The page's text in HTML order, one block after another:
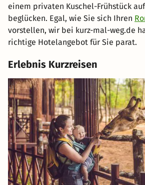
einem privaten Kuschel-Frühstück
beglücken. Egal, wie Sie sich Ihren
vorstellen, wir bei kurz-mal-weg.de
richtige Hotelangebot für Sie parat.
Erlebnis Kurzreisen